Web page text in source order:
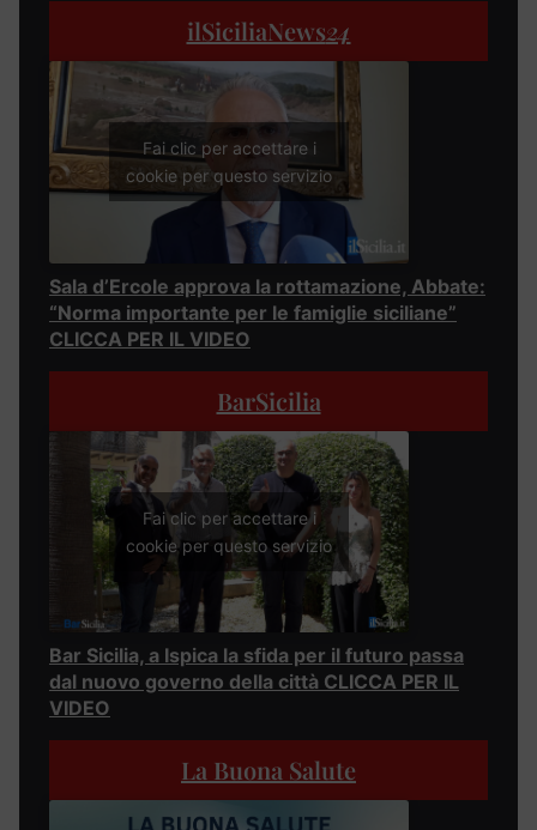
ilSiciliaNews24
Fai clic per accettare i
cookie per questo servizio
Sala d’Ercole approva la rottamazione, Abbate:
“Norma importante per le famiglie siciliane”
CLICCA PER IL VIDEO
BarSicilia
Fai clic per accettare i
cookie per questo servizio
Bar Sicilia, a Ispica la sfida per il futuro passa
dal nuovo governo della città CLICCA PER IL
VIDEO
La Buona Salute